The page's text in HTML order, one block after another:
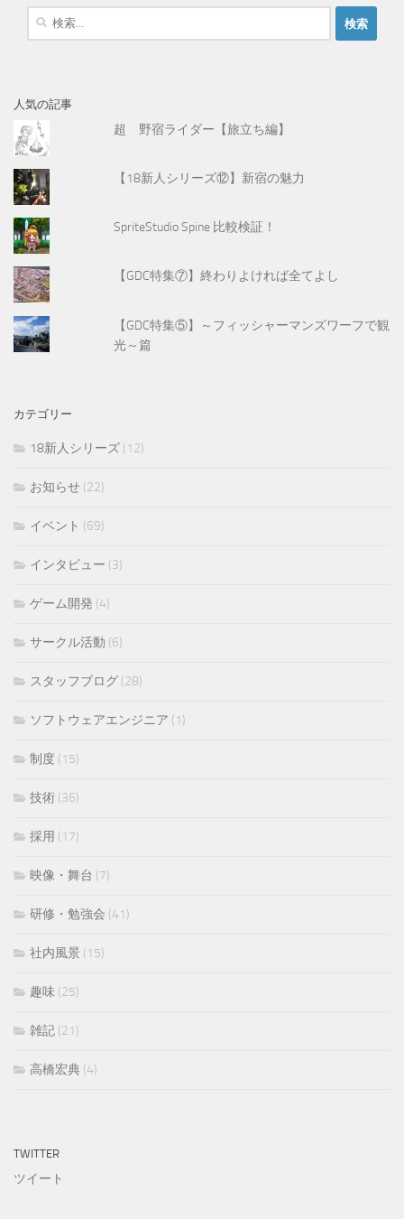
検
人気の記事
超 野宿ライダー【旅立ち編】
【18新人シリーズ⑫】新宿の魅力
SpriteStudio Spine 比較検証！
【GDC特集⑦】終わりよければ全てよし
【GDC特集⑤】～フィッシャーマンズワーフで観
光～篇
カテゴリー
18新人シリーズ (12)
お知らせ (22)
イベント (69)
インタビュー (3)
ゲーム開発 (4)
サークル活動 (6)
スタッフブログ (28)
ソフトウェアエンジニア (1)
制度 (15)
技術 (36)
採用 (17)
映像・舞台 (7)
研修・勉強会 (41)
社内風景 (15)
趣味 (25)
雑記 (21)
高橋宏典 (4)
TWITTER
ツイート